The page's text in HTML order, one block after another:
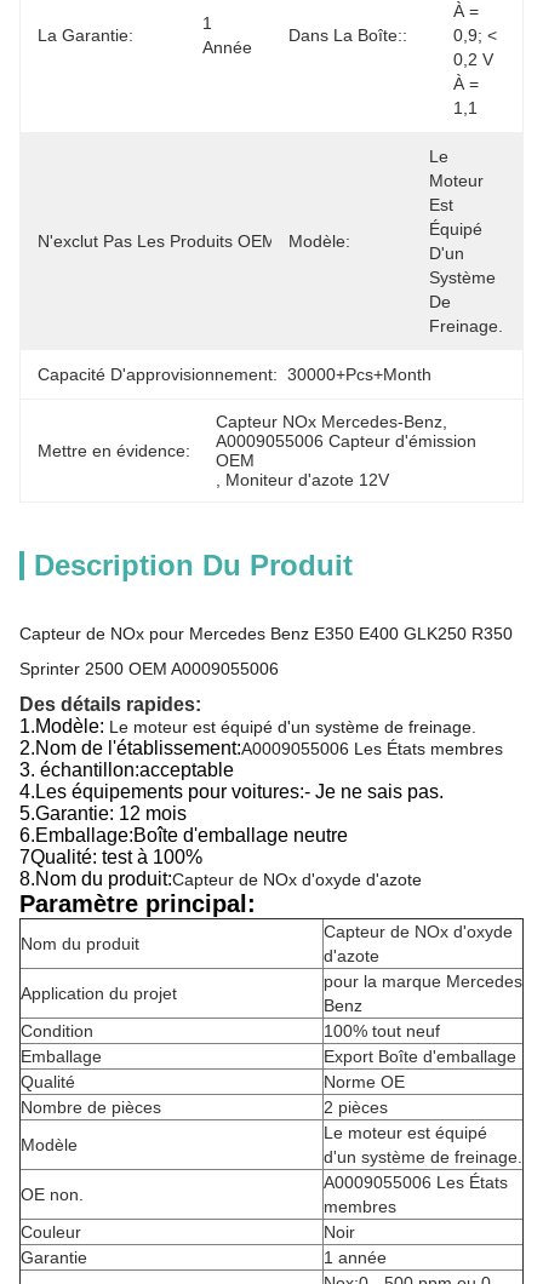
La Garantie:
1
Année
Dans La Boîte::
À =
0,9; <
0,2 V
À =
1,1
N'exclut Pas Les Produits OEM.:
Les États
Modèle:
Le
Moteur
Est
Équipé
D'un
Système
De
Freinage.
Capacité D'approvisionnement: 30000+Pcs+Month
Mettre en évidence:
Capteur NOx Mercedes-Benz
A0009055006 Capteur d'émission
OEM
Moniteur d'azote 12V
Description Du Produit
Capteur de NOx pour Mercedes Benz E350 E400 GLK250 R350
Sprinter 2500 OEM A0009055006
Des détails rapides:
1.Modèle: Le moteur est équipé d'un système de freinage.
2.Nom de l'établissement:A0009055006 Les États membres
3. échantillon:acceptable
4. Les équipements pour voitures:- Je ne sais pas.
5.Garantie: 12 mois
6.Emballage:Boîte d'emballage neutre
7Qualité: test à 100%
8.Nom du produit:Capteur de NOx d'oxyde d'azote
Paramètre principal:
Nom du produit
Capteur de NOx d'oxyde
d'azote
Application du projet
pour la marque Mercedes
Benz
Condition
100% tout neuf
Emballage
Export Boîte d'emballage
Qualité
Norme OE
Nombre de pièces
2 pièces
Modèle
Le moteur est équipé
d'un système de freinage.
OE non.
A0009055006 Les États
membres
Couleur
Noir
Garantie
1 année